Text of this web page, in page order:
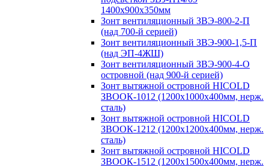
1400х900х350мм
Зонт вентиляционный ЗВЭ-800-2-П
(над 700-й серией)
Зонт вентиляционный ЗВЭ-900-1,5-П
(над ЭП-4ЖШ)
Зонт вентиляционный ЗВЭ-900-4-О
островной (над 900-й серией)
Зонт вытяжной островной HICOLD
ЗВООК-1012 (1200х1000х400мм, нерж.
сталь)
Зонт вытяжной островной HICOLD
ЗВООК-1212 (1200x1200x400мм, нерж.
сталь)
Зонт вытяжной островной HICOLD
ЗВООК-1512 (1200х1500х400мм, нерж.